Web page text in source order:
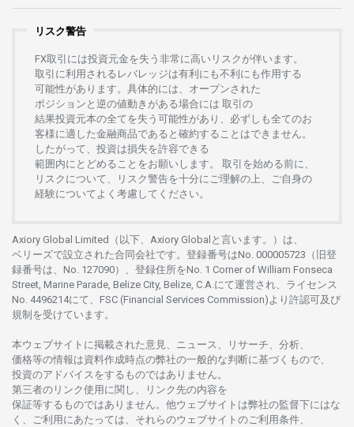
リスク警告
FX取引には投資元金を失う 非常に高い リスクが伴います。
取引に利用さ れる レバレッジは有利にも不利にも作用する
可能性があります。 具体的には、 オープンさ れた
ポジションと 逆の値動きがある場合には 取引の
結果投資元本の全てを失う 可能性があり、 必ずしも全てのお
客様に適した金融商品であると 確約することはできません。
したがって、 投資は損失を許容できる
範囲内にとどめることをお願いします 。 取引を始める前に、
リスクについて、
リスク警告を十分に ご理解の 上、 ご自身の
経験について よく 考慮してください。
Axiory Global Limited（以下、Axiory Globalと言います。）は、
ベリーズで設立さ れた合同会社です。 登録番号はNo. 000005723（旧登
録番号は、No. 127090）、 登録住所をNo. 1 Corner of William Fonseca
Street, Marine Parade, Belize City, Belize, C.A.にて運営さ れ、 ライセンス
No. 4496214にて、FSC (Financial Services Commission)より 許認可及び
規制を受けています。
本ウェブサイトに掲載さ れた意見、ニュース、リサーチ、分析、
価格等の情報は資料作成時点の弊社の一般的な判断に基づくもので、
投資のアドバイスをするものではありません。
第三者の リンク使用に関し、 リンク先の内容を
保証等するものではありません。 他ウェブサイトは弊社の監督下にはな
く、
ご利用に あたっては、 それらのウェブサイトの ご利用条件、